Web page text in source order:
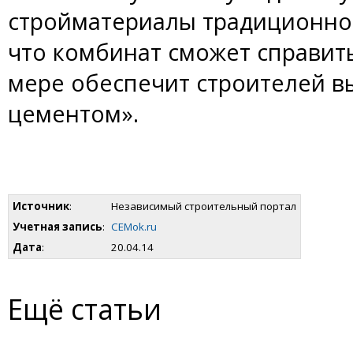
стройматериалы
что комбинат сможет
мере обеспечит строителей
цементом».
Источник:
Независимый строительный портал
Учетная запись: CEMok.ru
Дата: 20.04.14
Ещё статьи